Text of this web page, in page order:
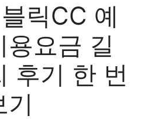
릭CC 예
요금 길
후기 한 번
기